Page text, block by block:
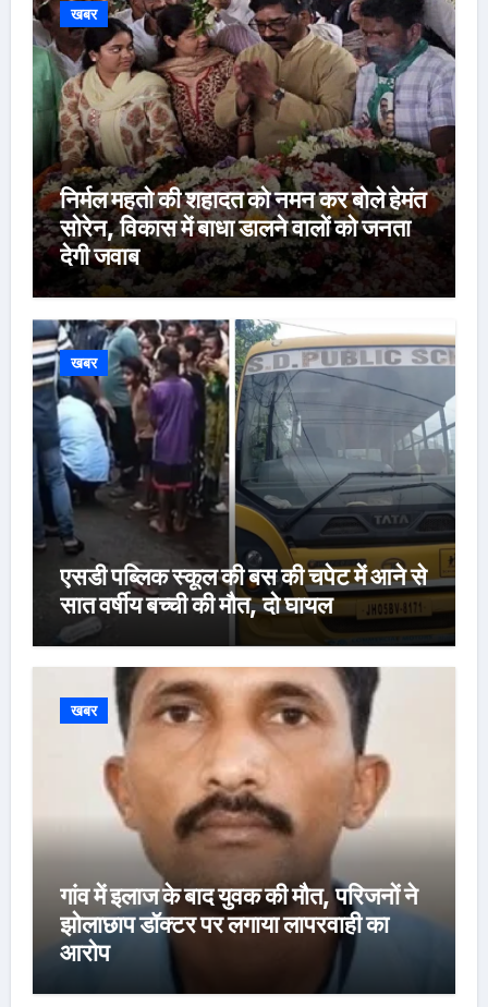
खबर
निर्मल महतो की शहादत को नमन कर बोले हेमंत
सोरेन, विकास में बाधा डालने वालों को जनता
देगी जवाब
खबर
एसडी पब्लिक स्कूल की बस की चपेट में आने से
सात वर्षीय बच्ची की मौत, दो घायल
खबर
गांव में इलाज के बाद युवक की मौत, परिजनों ने
झोलाछाप डॉक्टर पर लगाया लापरवाही का
आरोप